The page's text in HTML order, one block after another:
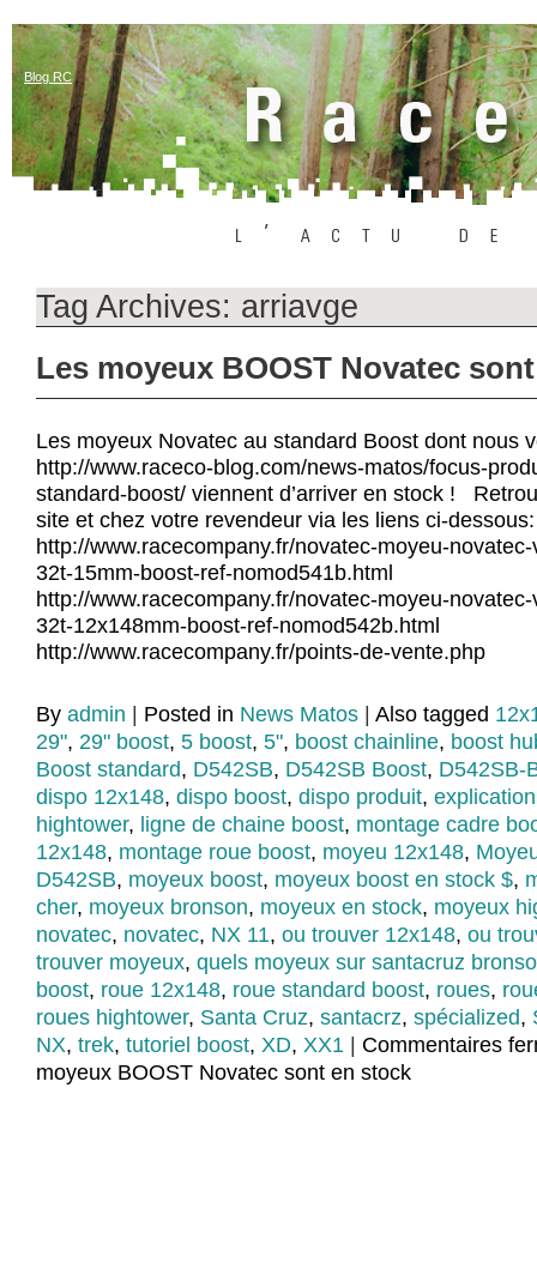
Blog RC
Tag Archives: arriavge
Les moyeux BOOST Novatec
Les moyeux Novatec au standard Boost dont nous
http://www.raceco-blog.com/news-matos/focus-
standard-boost/ viennent d’arriver en stock !
site et chez votre revendeur via les liens ci-dessous:
http://www.racecompany.fr/novatec-moyeu-
32t-15mm-boost-ref-nomod541b.html
http://www.racecompany.fr/novatec-moyeu-
32t-12x148mm-boost-ref-nomod542b.html
http://www.racecompany.fr/points-de-vente.php
By admin Posted in News Matos Also tagged
29", 29" boost, 5 boost, 5", boost chainline, boost
Boost standard, D542SB, D542SB Boost, D542SB-
dispo 12x148, dispo boost, dispo produit,
hightower, ligne de chaine boost, montage cadre
12x148, montage roue boost, moyeu 12x148,
D542SB, moyeux boost, moyeux boost en stock $,
cher, moyeux bronson, moyeux en stock, moyeux
novatec, novatec, NX 11, ou trouver 12x148, ou
trouver moyeux, quels moyeux sur santacruz
boost, roue 12x148, roue standard boost, roues,
roues hightower, Santa Cruz, santacrz, spécialized,
NX, trek, tutoriel boost, XD, XX1
Commentaires
moyeux BOOST Novatec sont en stock